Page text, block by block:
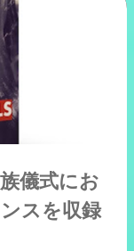
儀式にお
スを収録